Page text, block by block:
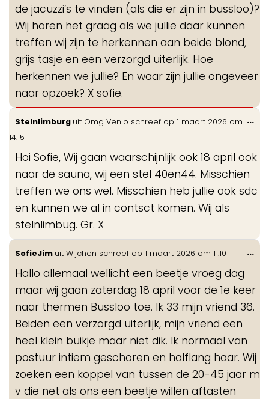
de jacuzzi’s te vinden (als die er zijn in bussloo)?
Wij horen het graag als we jullie daar kunnen
treffen wij zijn te herkennen aan beide blond,
grijs tasje en een verzorgd uiterlijk. Hoe
herkennen we jullie? En waar zijn jullie ongeveer
naar opzoek? X sofie.
Stelnlimburg uit Omg Venlo schreef op 1 maart 2026 om
14:15
Hoi Sofie, Wij gaan waarschijnlijk ook 18 april ook
naar de sauna, wij een stel 40en44. Misschien
treffen we ons wel. Misschien heb jullie ook sdc
en kunnen we al in contsct komen. Wij als
stelnlimbug. Gr. X
...
SofieJim uit Wijchen schreef op 1 maart 2026 om 11:10
Hallo allemaal wellicht een beetje vroeg dag
maar wij gaan zaterdag 18 april voor de 1e keer
naar thermen Bussloo toe. Ik 33 mijn vriend 36.
Beiden een verzorgd uiterlijk, mijn vriend een
heel klein buikje maar niet dik. Ik normaal van
postuur intiem geschoren en halflang haar. Wij
zoeken een koppel van tussen de 20-45 jaar m
v die net als ons een beetje willen aftasten
...